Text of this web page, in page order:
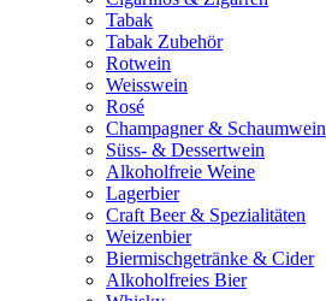
Tabak
Tabak Zubehör
Rotwein
Weisswein
Rosé
Champagner & Schaumwein
Süss- & Dessertwein
Alkoholfreie Weine
Lagerbier
Craft Beer & Spezialitäten
Weizenbier
Biermischgetränke & Cider
Alkoholfreies Bier